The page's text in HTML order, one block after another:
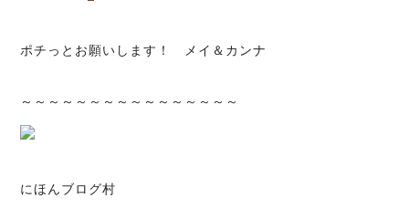
ポチっとお願いします！ メイ＆カンナ
～～～～～～～～～～～～～～～～
にほんブログ村